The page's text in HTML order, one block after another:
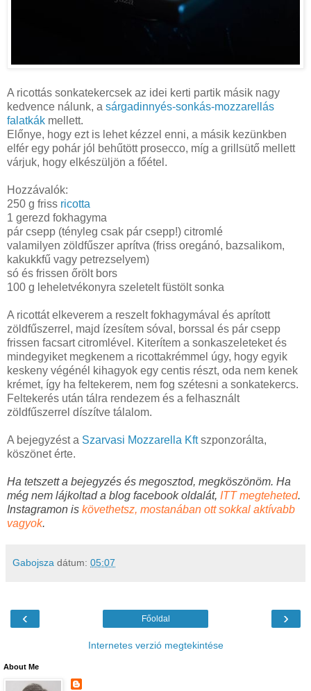
A ricottás sonkatekercsek az idei kerti partik másik nagy
kedvence nálunk, a sárgadinnyés-sonkás-mozzarellás
falatkák mellett.
Előnye, hogy ezt is lehet kézzel enni, a másik kezünkben
elfér egy pohár jól behűtött prosecco, míg a grillsütő mellett
várjuk, hogy elkészüljön a főétel.
Hozzávalók:
250 g friss ricotta
1 gerezd fokhagyma
pár csepp (tényleg csak pár csepp!) citromlé
valamilyen zöldfűszer aprítva (friss oregánó, bazsalikom,
kakukkfű vagy petrezselyem)
só és frissen őrölt bors
100 g leheletvékonyra szeletelt füstölt sonka
A ricottát elkeverem a reszelt fokhagymával és aprított
zöldfűszerrel, majd ízesítem sóval, borssal és pár csepp
frissen facsart citromlével. Kiterítem a sonkaszeleteket és
mindegyiket megkenem a ricottakrémmel úgy, hogy egyik
keskeny végénél kihagyok egy centis részt, oda nem kenek
krémet, így ha feltekerem, nem fog szétesni a sonkatekercs.
Feltekerés után tálra rendezem és a felhasznált
zöldfűszerrel díszítve tálalom.
A bejegyzést a Szarvasi Mozzarella Kftszponzorálta,
köszönet érte.
Ha tetszett a bejegyzés és megosztod, megköszönöm. Ha
még nem lájkoltad a blog facebook oldalát, ITT megteheted.
Instagramon is követhetsz, mostanában ott sokkal aktívabb
vagyok.
Gabojsza dátum: 05:07
‹ ›
Főoldal
Internetes verzió megtekintése
About Me